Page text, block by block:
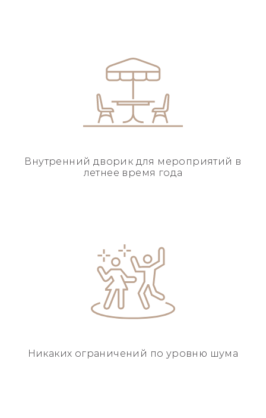
Внутренний дворик для мероприятий в
летнее время года
Никаких ограничений по уровню шума